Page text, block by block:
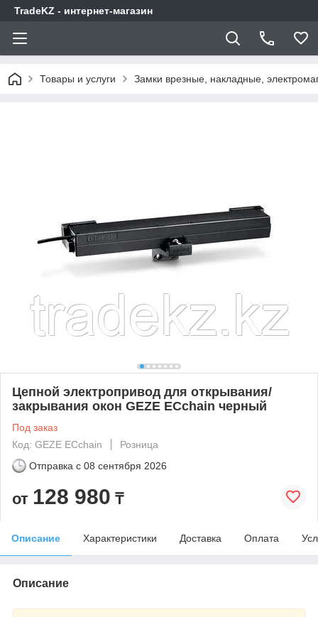
TradeKZ - интернет-магазин
Товары и услуги Замки врезные, накладные,
Цепной электропривод для открывания/
закрывания окон GEZE ECchain черный
Под заказ
Код: GEZE ECchain
Розница
Отправка с 08 сентября 2026
от 128 980 ₸
Описание Характеристики Доставка Оплата
Описание